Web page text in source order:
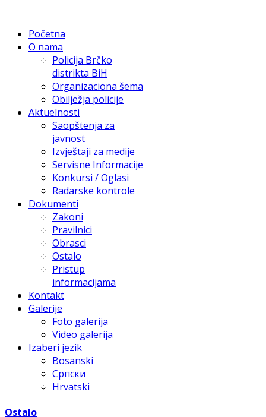
Početna
O nama
Policija Brčko
distrikta BiH
Organizaciona šema
Obilježja policije
Aktuelnosti
Saopštenja za
javnost
Izvještaji za medije
Servisne Informacije
Konkursi / Oglasi
Radarske kontrole
Dokumenti
Zakoni
Pravilnici
Obrasci
Ostalo
Pristup
informacijama
Kontakt
Galerije
Foto galerija
Video galerija
Izaberi jezik
Bosanski
Српски
Hrvatski
Ostalo